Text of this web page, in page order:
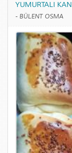
YUMURTALI
- BÜLENT OSMA